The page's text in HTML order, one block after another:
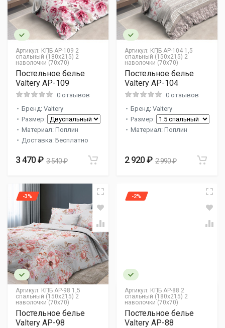
Артикул: КПБ AP-109 2
спальный (180х215) 2
наволочки (70х70)
Постельное белье
Valtery AP-109
0 отзывов
Бренд: Valtery
Размер:
Материал: Поплин
Доставка: Бесплатно
3 470 ₽ 3 540 ₽
Артикул: КПБ AP-104 1,5
спальный (150х215) 2
наволочки (70х70)
Постельное белье
Valtery AP-104
0 отзывов
Бренд: Valtery
Размер:
Материал: Поплин
2 920 ₽ 2 990 ₽
Артикул: КПБ AP-98 1,5
спальный (150х215) 2
наволочки (70х70)
-3%
Постельное белье
Valtery AP-98
Артикул: КПБ AP-88 2
спальный (180х215) 2
наволочки (70х70)
-2%
Постельное белье
Valtery AP-88